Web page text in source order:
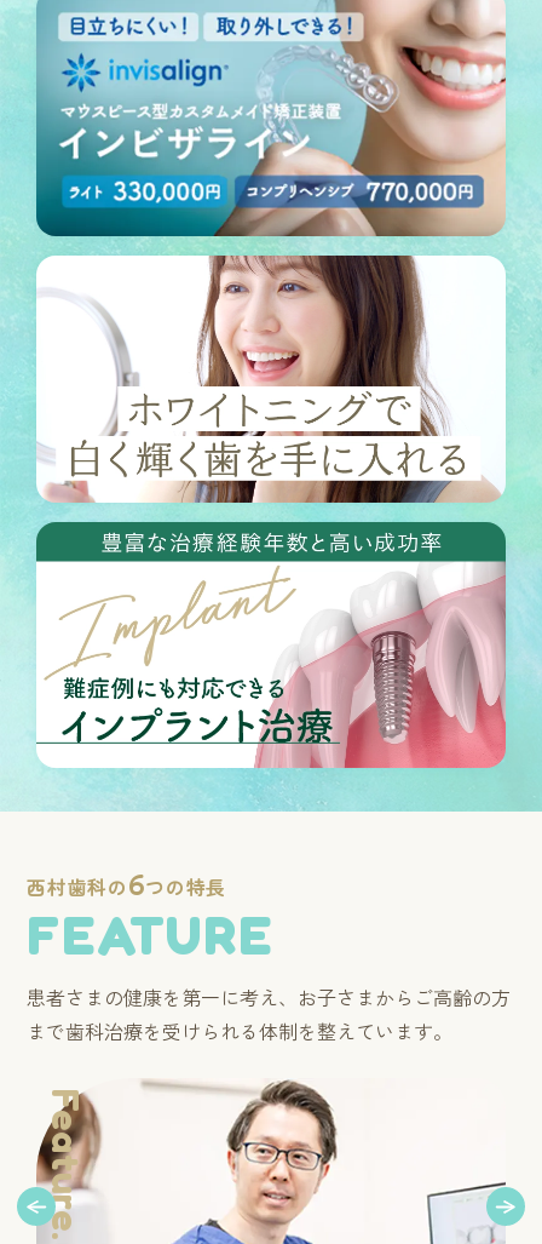
西村歯科の6つの特長
FEATURE
患者さまの健康を第一に考え、お子さまからご高齢の方
まで歯科治療を受けられる体制を整えています。
Feature.